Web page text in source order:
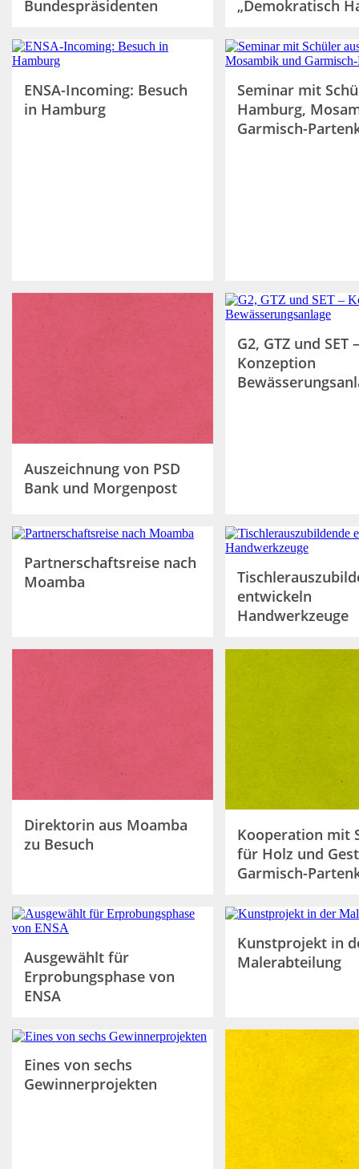
Bundespräsidenten
„Demokratisch
ENSA-Incoming: Besuch
in Hamburg
Seminar mit
Hamburg,
Garmisch-
Auszeichnung von PSD
Bank und Morgenpost
G2, GTZ und SET –
Konzeption
Partnerschaftsreise nach
Moamba
entwickeln
Handwerkzeuge
Direktorin aus Moamba
zu Besuch
Kooperation mit
für Holz und
Garmisch-
Ausgewählt für
Erprobungsphase von
ENSA
Kunstprojekt in
Malerabteilung
Eines von sechs
Gewinnerprojekten